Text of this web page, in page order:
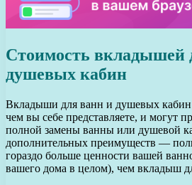
Стоимость вкладышей
душевых кабин
Вкладыши для ванн и душевых кабин
чем вы себе представляете, и могут
полной замены ванны или душевой
дополнительных преимуществ —
гораздо больше ценности вашей
вашего дома в целом), чем вкладыш